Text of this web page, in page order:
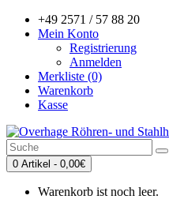
+49 2571 / 57 88 20
Mein Konto
Registrierung
Anmelden
Merkliste (0)
Warenkorb
Kasse
0 Artikel - 0,00€
Warenkorb ist noch leer.